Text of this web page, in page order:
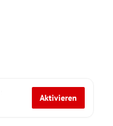
Aktivieren